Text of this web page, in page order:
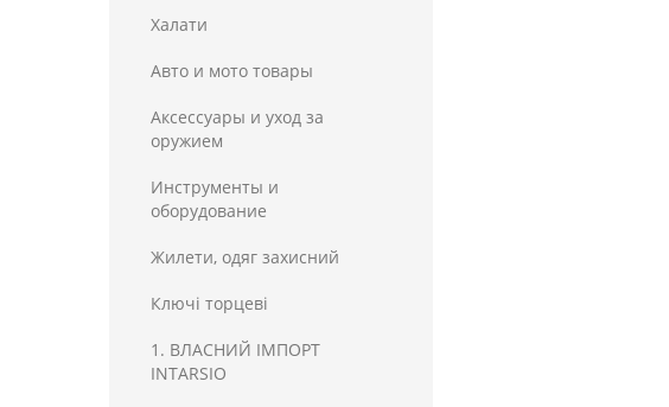
Халати
Авто и мото товары
Аксессуары и уход за
оружием
Инструменты и
оборудование
Жилети, одяг захисний
Ключі торцеві
1. ВЛАСНИЙ ІМПОРТ
INTARSIO